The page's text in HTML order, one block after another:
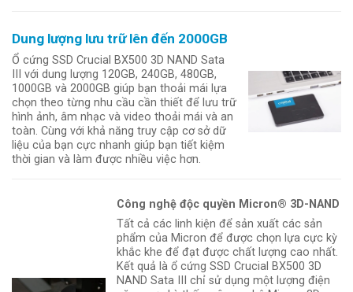
Dung lượng lưu trữ lên đến 2000GB
Ổ cứng SSD Crucial BX500 3D NAND Sata
III với dung lượng 120GB, 240GB, 480GB,
1000GB và 2000GB giúp bạn thoải mái lựa
chọn theo từng nhu cầu cần thiết để lưu trữ
hình ảnh, âm nhạc và video thoải mái và an
toàn. Cùng với khả năng truy cập cơ sở dữ
liệu của bạn cực nhanh giúp bạn tiết kiệm
thời gian và làm được nhiều việc hơn.
Công nghệ độc quyền Micron® 3D-NAND
Tất cả các linh kiện để sản xuất các sản
phẩm của Micron để được chọn lựa cực kỳ
khắc khe để đạt được chất lượng cao nhất.
Kết quả là ổ cứng SSD Crucial BX500 3D
NAND Sata III chỉ sử dụng một lượng điện